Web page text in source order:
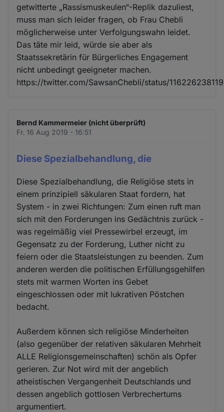
getwitterte „Rassismuskeulen“-Replik dazuliest,
muss man sich leider fragen, ob Frau Chebli
möglicherweise unter Verfolgungswahn leidet.
Das täte mir leid, würde sie aber als
Staatssekretärin für Bürgerliches Engagement
nicht unbedingt geeigneter machen.
https://twitter.com/SawsanChebli/status/
Bernd Kammermeier (nicht überprüft)
Fr. 16 Aug 2019 - 16:51
Diese Spezialbehandlung, die
Diese Spezialbehandlung, die Religiöse stets in
einem prinzipiell säkularen Staat fordern, hat
System - in zwei Richtungen: Zum einen ruft man
sich mit den Forderungen ins Gedächtnis zurück -
was regelmäßig viel Pressewirbel erzeugt, im
Gegensatz zu der Forderung, Luther nicht zu
feiern oder die Staatsleistungen zu beenden. Zum
anderen werden die politischen Erfüllungsgehilfen
stets mit warmen Worten ins Gebet
eingeschlossen oder mit lukrativen Pöstchen
bedacht.
Außerdem können sich religiöse Minderheiten
(also gegenüber der relativen säkularen Mehrheit
ALLE Religionsgemeinschaften) schön als Opfer
gerieren. Zur Not wird mit der angeblich
atheistischen Vergangenheit Deutschlands und
dessen angeblich gottlosen Verbrechertums
argumentiert.